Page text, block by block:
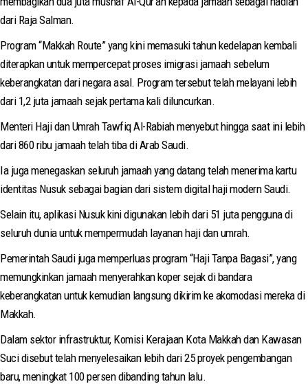
dari Raja Salman.
Program “Makkah Route” yang kini memasuki tahun kedelapan kembali
diterapkan untuk mempercepat proses imigrasi jamaah sebelum
keberangkatan dari negara asal. Program tersebut telah melayani lebih
dari 1,2 juta jamaah sejak pertama kali diluncurkan.
Menteri Haji dan Umrah Tawfiq Al-Rabiah menyebut hingga saat ini lebih
dari 860 ribu jamaah telah tiba di Arab Saudi.
Ia juga menegaskan seluruh jamaah yang datang telah menerima kartu
identitas Nusuk sebagai bagian dari sistem digital haji modern Saudi.
Selain itu, aplikasi Nusuk kini digunakan lebih dari 51 juta pengguna di
seluruh dunia untuk mempermudah layanan haji dan umrah.
Pemerintah Saudi juga memperluas program “Haji Tanpa Bagasi”, yang
memungkinkan jamaah menyerahkan koper sejak di bandara
keberangkatan untuk kemudian langsung dikirim ke akomodasi mereka di
Makkah.
Dalam sektor infrastruktur, Komisi Kerajaan Kota Makkah dan Kawasan
Suci disebut telah menyelesaikan lebih dari 25 proyek pengembangan
baru, meningkat 100 persen dibanding tahun lalu.